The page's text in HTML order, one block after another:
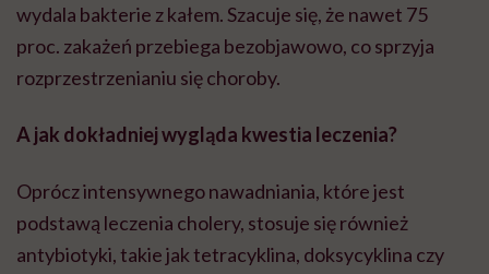
wydala bakterie z kałem. Szacuje się, że nawet 75
proc. zakażeń przebiega bezobjawowo, co sprzyja
rozprzestrzenianiu się choroby.
A jak dokładniej wygląda kwestia leczenia?
Oprócz intensywnego nawadniania, które jest
podstawą leczenia cholery, stosuje się również
antybiotyki, takie jak tetracyklina, doksycyklina czy